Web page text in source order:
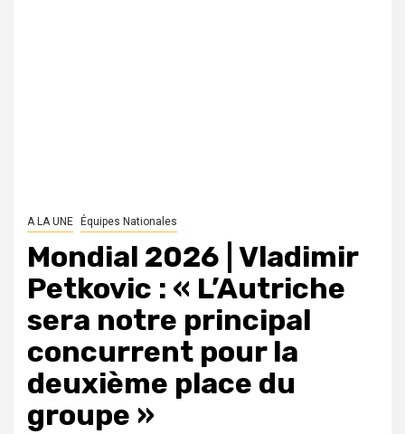
A LA UNE Équipes Nationales
Mondial 2026 | Vladimir
Petkovic : « L’Autriche
sera notre principal
concurrent pour la
deuxième place du
groupe »